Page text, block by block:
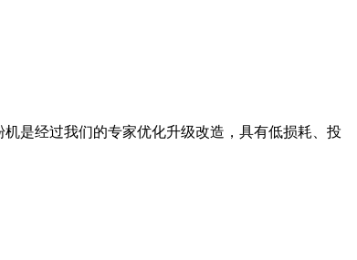
是经过我们的专家优化升级改造，具有低损耗、投